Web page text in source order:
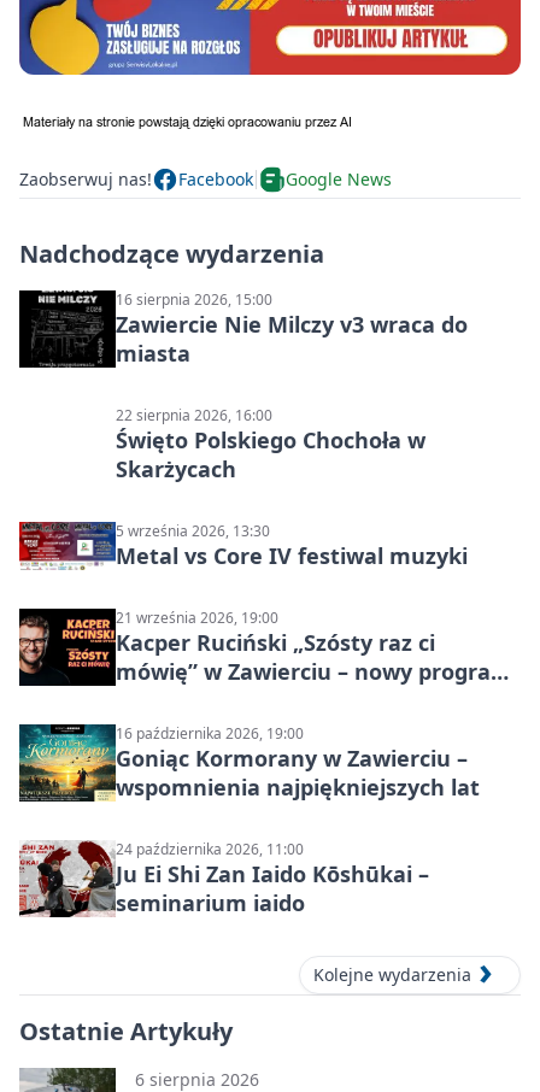
Zaobserwuj nas! Facebook Google News
Nadchodzące wydarzenia
16 sierpnia 2026, 15:00
Zawiercie Nie Milczy v3 wraca do
miasta
22 sierpnia 2026, 16:00
Święto Polskiego Chochoła w
Skarżycach
5 września 2026, 13:30
Metal vs Core IV festiwal muzyki
21 września 2026, 19:00
Kacper Ruciński „Szósty raz ci
mówię” w Zawierciu – nowy program
16 października 2026, 19:00
Goniąc Kormorany w Zawierciu –
wspomnienia najpiękniejszych lat
24 października 2026, 11:00
Ju Ei Shi Zan Iaido Kōshūkai –
seminarium iaido
Kolejne wydarzenia
Ostatnie Artykuły
6 sierpnia 2026